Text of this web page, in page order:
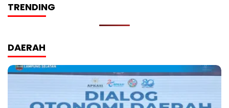
TRENDING
DAERAH